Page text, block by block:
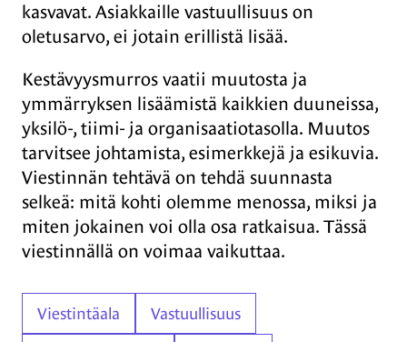
kasvavat. Asiakkaille vastuullisuus on
oletusarvo, ei jotain erillistä lisää.
Kestävyysmurros vaatii muutosta ja
ymmärryksen lisäämistä kaikkien duuneissa,
yksilö-, tiimi- ja organisaatiotasolla. Muutos
tarvitsee johtamista, esimerkkejä ja esikuvia.
Viestinnän tehtävä on tehdä suunnasta
selkeä: mitä kohti olemme menossa, miksi ja
miten jokainen voi olla osa ratkaisua. Tässä
viestinnällä on voimaa vaikuttaa.
Asiasanat
Viestintäala Vastuullisuus